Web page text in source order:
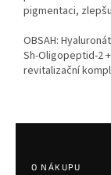
pigmentaci,
OBSAH:
Sh-Oligopeptid-2
revitalizační
O NÁKUPU